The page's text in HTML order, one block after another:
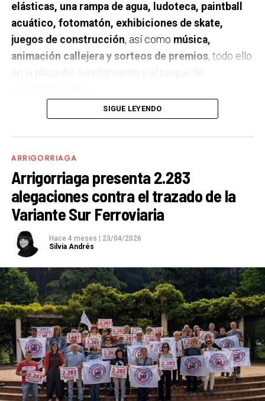
elásticas, una rampa de agua, ludoteca, paintball
acuático, fotomatón, exhibiciones de skate,
juegos de construcción, así como música,
animación callejera y sorteos de premios, todo ello
en la plaza del Ayuntamiento y el parque de
El programa se desarrollaráentre las 10:30 y las
19:00 horascon la colaboración del Ayuntamiento de
Tratamiento de Agua Potable (ETAP), una de las
infraestructuras clave gestionadas por el Consorcio,
donde los asistentes podrán conocer su
funcionamiento.
sobre el uso responsable del agua, un recurso
esencial para la sostenibilidad y el equilibrio de los
ecosistemas acuáticos, fomentando hábitos de
consumo más responsables, especialmente entre los
más jóvenes. La organización recomienda el uso del
transporte público, especialmente Bizkaibus y Renfe
Cercanías, ya que la fiesta se desarrollará en el centro
urbano del municipio.
SIGUE LEYENDO
ARRIGORRIAGA
Arrigorriaga presenta 2.283
alegaciones contra el trazado de la
Variante Sur Ferroviaria
Hace 4 meses | 23/04/2026
Silvia Andrés